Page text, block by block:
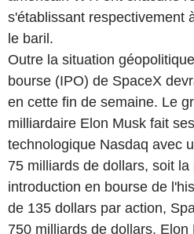
s'établissant respectivement
le baril.
Outre la situation
bourse (IPO) de SpaceX
en cette fin de semaine. Le
milliardaire Elon Musk fait
technologique Nasdaq avec
75 milliards de dollars, soit
introduction en bourse de
de 135 dollars par action,
750 milliards de dollars.